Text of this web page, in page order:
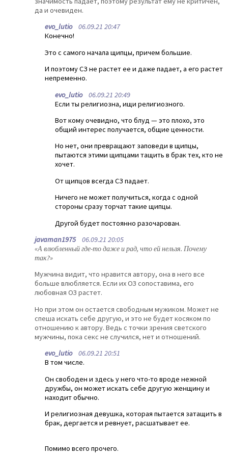
да и очевиден.
evo_lutio06.09.21 20:47
Конечно!
Это с самого начала щипцы, причем большие.
И поэтому СЗ не растет ее и даже падает, а его растет
непременно.
evo_lutio06.09.21 20:49
Если ты религиозна, ищи религиозного.
Вот кому очевидно, что блуд — это плохо, это
общий интерес получается, общие ценности.
Но нет, они превращают заповеди в щипцы,
пытаются этими щипцами тащить в брак тех, кто не
хочет.
От щипцов всегда СЗ падает.
Ничего не может получиться, когда с одной
стороны сразу торчат такие щипцы.
Другой будет постоянно разочарован.
javaman197506.09.21 20:05
«А влюбленный где-то даже и рад, что ей нельзя. Почему
так?»
Мужчина видит, что нравится автору, она в него все
больше влюбляется. Если их ОЗ сопоставима, его
любовная ОЗ растет.
Но при этом он остается свободным мужиком. Может не
спеша искать себе другую, и это не будет косяком по
отношению к автору. Ведь с точки зрения светского
мужчины, пока секс не случился, нет и отношений.
evo_lutio06.09.21 20:51
В том числе.
Он свободен и здесь у него что-то вроде нежной
дружбы, он может искать себе другую женщину и
находит обычно.
И религиозная девушка, которая пытается затащить в
брак, дергается и ревнует, расшатывает ее.
Помимо всего прочего.